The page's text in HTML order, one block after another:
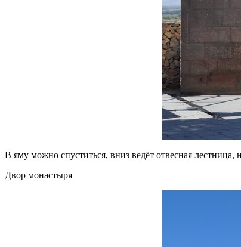
В яму можно спуститься, вниз ведёт отвесная
Двор монастыря